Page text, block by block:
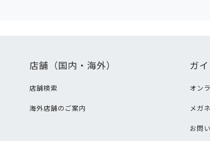
店舗（国内・海外）
店舗検索
海外店舗のご案内
ガ
オン
メガ
お問